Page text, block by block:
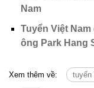
Nam
Tuyển Việt
ông Park Hang
Xem thêm về: tuyển